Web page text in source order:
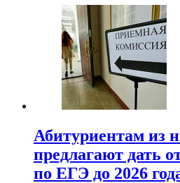
Абитуриентам из
предлагают дать
по ЕГЭ до 2026